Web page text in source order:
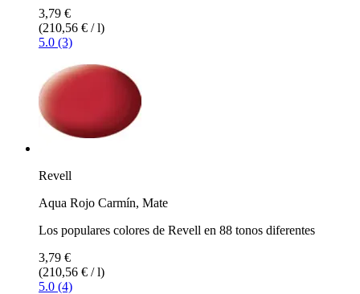
3,79 €
(210,56 € / l)
5.0 (3)
Revell
Aqua Rojo Carmín, Mate
Los populares colores de Revell en 88 tonos diferentes
3,79 €
(210,56 € / l)
5.0 (4)